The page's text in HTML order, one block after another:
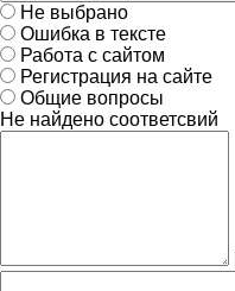
Не выбрано
Ошибка в тексте
Работа с сайтом
Регистрация на сайте
Общие вопросы
Не найдено соответсвий